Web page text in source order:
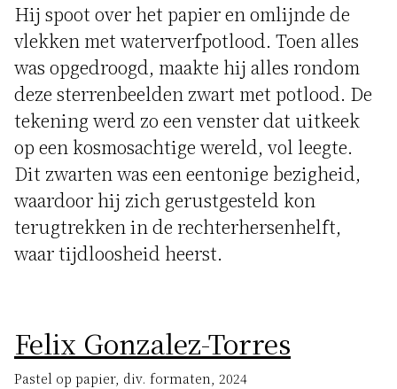
Hij spoot over het papier en omlijnde de
vlekken met waterverfpotlood. Toen alles
was opgedroogd, maakte hij alles rondom
deze sterrenbeelden zwart met potlood. De
tekening werd zo een venster dat uitkeek
op een kosmosachtige wereld, vol leegte.
Dit zwarten was een eentonige bezigheid,
waardoor hij zich gerustgesteld kon
terugtrekken in de rechterhersenhelft,
waar tijdloosheid heerst.
Felix Gonzalez-Torres
Pastel op papier, div. formaten, 2024